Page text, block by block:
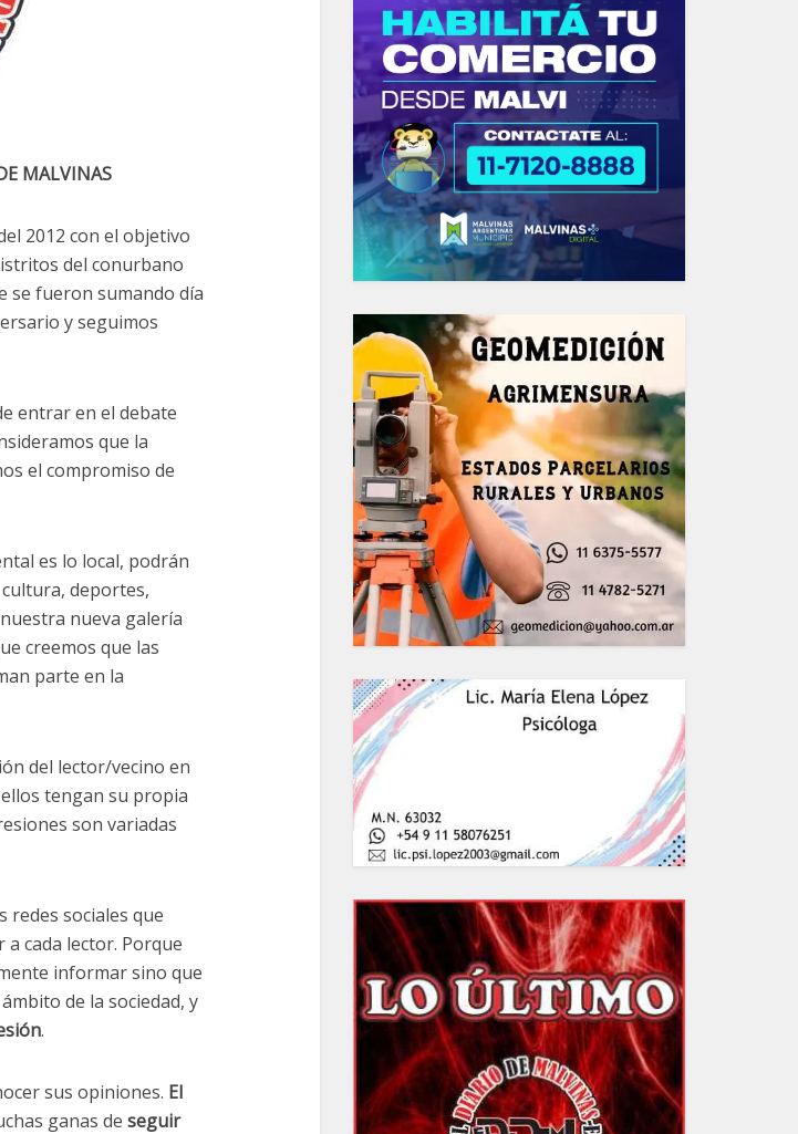
MALVINAS
2012 con el objetivo
del conurbano
se fueron sumando día
y seguimos
entrar en el debate
que la
el compromiso de
es lo local, podrán
deportes,
nueva galería
creemos que las
parte en la
del lector/vecino en
tengan su propia
son variadas
redes sociales que
cada lector. Porque
informar sino que
de la sociedad, y
.
sus opiniones. El
ganas de seguir